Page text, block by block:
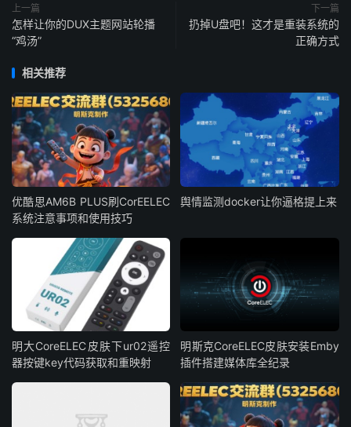
上一篇
怎样让你的DUX主题网站轮播
“鸡汤”
下一篇
扔掉U盘吧！这才是重装系统的
正确方式
相关推荐
优酷思AM6B PLUS刷CorEELEC
系统注意事项和使用技巧
舆情监测docker让你逼格提上来
明大CoreELEC皮肤下ur02遥控
器按键key代码获取和重映射
明斯克CoreELEC皮肤安装Emby
插件搭建媒体库全纪录